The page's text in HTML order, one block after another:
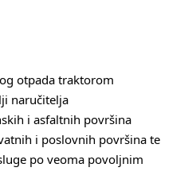
otpada traktorom
naručitelja
i asfaltnih površina
i poslovnih površina te
po veoma povoljnim